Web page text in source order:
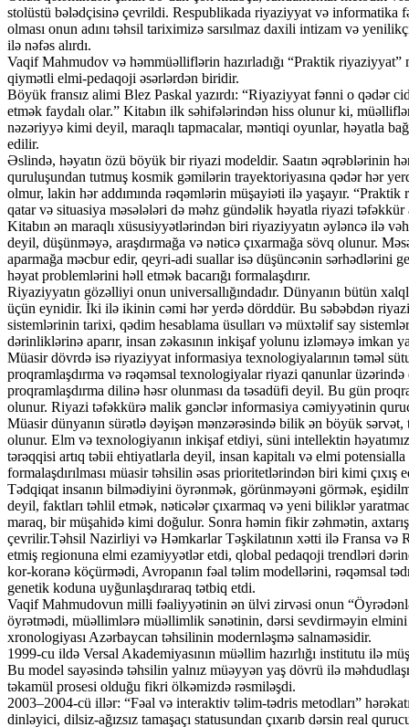
stolüstü bələdçisinə çevrildi. Respublikada riyaziyyat və informatika
olması onun adını təhsil tariximizə sarsılmaz daxili intizam və
ilə nəfəs alırdı.
Vaqif Mahmudov və həmmüəlliflərin hazırladığı “Praktik
qiymətli elmi-pedaqoji əsərlərdən biridir.
Böyük fransız alimi Blez Paskal yazırdı: “Riyaziyyat fənni o qədər
etmək faydalı olar.” Kitabın ilk səhifələrindən hiss olunur ki,
nəzəriyyə kimi deyil, maraqlı tapmacalar, məntiqi oyunlar, həyatla
edilir.
Əslində, həyatın özü böyük bir riyazi modeldir. Saatın əqrəblərinin
quruluşundan tutmuş kosmik gəmilərin trayektoriyasına qədər hər
olmur, lakin hər addımında rəqəmlərin müşayiəti ilə yaşayır.
qatar və situasiya məsələləri də məhz gündəlik həyatla riyazi təfəkkür
Kitabın ən maraqlı xüsusiyyətlərindən biri riyaziyyatın əyləncə ilə
deyil, düşünməyə, araşdırmağa və nəticə çıxarmağa sövq olunur.
aparmağa məcbur edir, qeyri-adi suallar isə düşüncənin sərhədlərini
həyat problemlərini həll etmək bacarığı formalaşdırır.
Riyaziyyatın gözəlliyi onun universallığındadır. Dünyanın bütün
üçün eynidir. İki ilə ikinin cəmi hər yerdə dörddür. Bu səbəbdən
sistemlərinin tarixi, qədim hesablama üsulları və müxtəlif say
dərinliklərinə aparır, insan zəkasının inkişaf yolunu izləməyə imkan
Müasir dövrdə isə riyaziyyat informasiya texnologiyalarının təməl
proqramlaşdırma və rəqəmsal texnologiyalar riyazi qanunlar
proqramlaşdırma dilinə həsr olunması da təsadüfi deyil. Bu gün
olunur. Riyazi təfəkkürə malik gənclər informasiya cəmiyyətinin
Müasir dünyanın sürətlə dəyişən mənzərəsində bilik ən böyük
olunur. Elm və texnologiyanın inkişaf etdiyi, süni intellektin
tərəqqisi artıq təbii ehtiyatlarla deyil, insan kapitalı və elmi
formalaşdırılması müasir təhsilin əsas prioritetlərindən biri kimi çıxış
Tədqiqat insanın bilmədiyini öyrənmək, görünməyəni görmək,
deyil, faktları təhlil etmək, nəticələr çıxarmaq və yeni biliklər
maraq, bir müşahidə kimi doğulur. Sonra həmin fikir zəhmətin,
çevrilir.Təhsil Nazirliyi və Həmkarlar Təşkilatının xətti ilə Fransa və
etmiş regionuna elmi ezamiyyətlər etdi, qlobal pedaqoji trendləri
kor-koranə köçürmədi, Avropanın fəal təlim modellərini, rəqəmsal
genetik koduna uyğunlaşdıraraq tətbiq etdi.
Vaqif Mahmudovun milli fəaliyyətinin ən ülvi zirvəsi onun
öyrətmədi, müəllimlərə müəllimlik sənətinin, dərsi sevdirməyin
xronologiyası Azərbaycan təhsilinin modernləşmə salnaməsidir.
1999-cu ildə Versal Akademiyasının müəllim hazırlığı institutu ilə
Bu model sayəsində təhsilin yalnız müəyyən yaş dövrü ilə
təkamül prosesi olduğu fikri ölkəmizdə rəsmiləşdi.
2003–2004-cü illər: “Fəal və interaktiv təlim-tədris metodları”
dinləyici, dilsiz-ağızsız tamaşaçı statusundan çıxarıb dərsin real